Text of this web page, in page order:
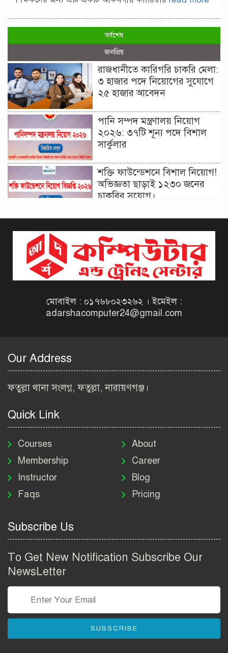
সর্বশেষ
জনপ্রিয়
রাজধানীতে কারিগরি চাকরি মেলা:
৩ হাজার পদে নিয়োগের সুযোগে
২৫ হাজার আবেদন
পানি সম্পদ মন্ত্রণালয় নিয়োগ
২০২৬: ৩৭টি শূন্য পদে বিশাল
সার্কুলার
শক্তি ফাউন্ডেশনে বিশাল নিয়োগ!
অভিজ্ঞতা ছাড়াই ১২৩০ জনের
চাকরির সুযোগ।
বিজ্ঞপ্তি ২০২৬ | Taxes Zone
Dinajpur Job Circular 2026
বেসরকারি সংস্থা সেতু (SETU)
Job Circular 2026
২০২৬ | BIWTA Job Circular
মাদকদ্রব্য নিয়ন্ত্রণ অধিদপ্তর
নিয়োগ বিজ্ঞপ্তি ২০২৬ | DNC
Job Circular 2026
পাসপোর্ট করতে কি কি লাগে
২০২৬ | ই-পাসপোর্ট আবেদন ও
Group Job Circular 2026
তথ্য অধিদপ্তর নিয়োগ বিজ্ঞপ্তি
বাংলাদেশ পুলিশ এএসআই
মোবাইল : ০১৭৬৮০২৩২৬২ । ইমেইল :
adarshacomputer24@gmail.com
Our Address
ফতুল্লা থানা সংলগ্ন, ফতুল্লা, নারায়ণগঞ্জ।
Quick Link
Courses
Membership
Instructor
Faqs
About
Career
Blog
Pricing
Subscribe Us
To Get New Notification Subscribe Our
NewsLetter
SUBSCRIBE